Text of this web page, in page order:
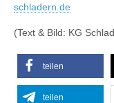
schladern.de
(Text & Bild: KG
teilen
teilen